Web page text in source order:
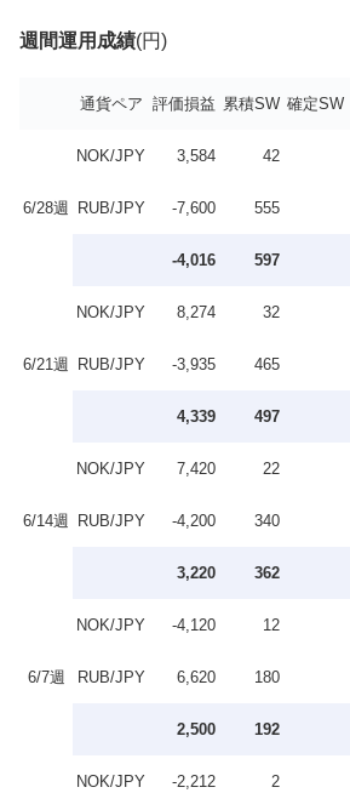
週間運用成績(円)
通貨ペア 評価損益 累積SW 確定SW
6/28週
NOK/JPY 3,584 42
RUB/JPY -7,600 555
-4,016 597
6/21週
NOK/JPY 8,274 32
RUB/JPY -3,935 465
4,339 497
6/14週
NOK/JPY 7,420 22
RUB/JPY -4,200 340
3,220 362
6/7週
NOK/JPY -4,120 12
RUB/JPY 6,620 180
2,500 192
NOK/JPY -2,212 2